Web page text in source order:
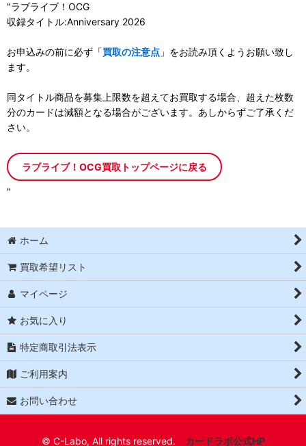
"ラブライブ！OCG
収録タイトル:Anniversary 2026
お申込みの前に必ず「買取の注意点 」をお読み頂くようお願い致し
ます。
同タイトル商品を募集上限数を超えてお買取する場合、超えた枚数
分のカードは減額となる場合がございます。あしからずご了承くだ
さい。
ラブライブ！OCG買取トップページに戻る
"
ホーム
買取希望リスト
マイページ
お気に入り
特定商取引法表示
ご利用案内
お問い合わせ
© C-Labo, All rights reserved. カードラボ公式HP